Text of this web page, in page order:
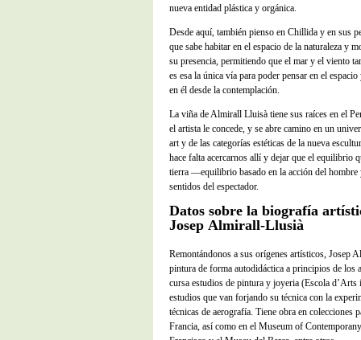
nueva entidad plástica y orgánica.
Desde aquí, también pienso en Chillida y en sus
que sabe habitar en el espacio de la naturaleza y
su presencia, permitiendo que el mar y el viento
es esa la única vía para poder pensar en el
en él desde la contemplación.
La viña de Almirall Lluisà tiene sus raíces en el
el artista le concede, y se abre camino en un
art y de las categorías estéticas de la nueva
hace falta acercarnos allí y dejar que el equilibrio
tierra —equilibrio basado en la acción del
sentidos del espectador.
Datos sobre la biografía
Josep Almirall-Llusià
Remontándonos a sus orígenes artísticos, Josep
pintura de forma autodidáctica a principios de los
cursa estudios de pintura y joyeria (Escola
estudios que van forjando su técnica con la
técnicas de aerografía. Tiene obra en colecciones
Francia, así como en el Museum of